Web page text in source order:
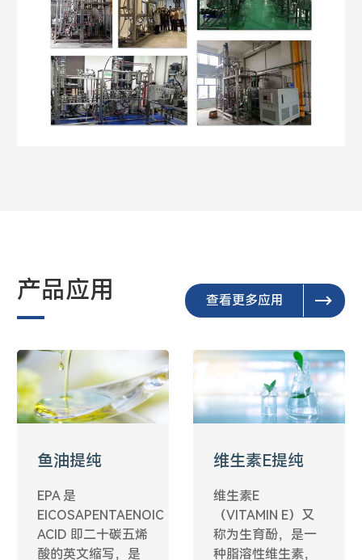
产品应用 查看更多应用
鱼油提纯
EPA 是
EICOSAPENTAENOIC
ACID 即二十碳五烯
酸的英文缩写，是
维生素E提纯
维生素E
（VITAMIN E）又
称为生育酚，是一
种脂溶性维生素，